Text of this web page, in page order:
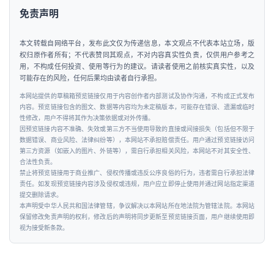
讯免责声明
本文转载自网络平台，发布此文仅为传递信息，本文观点不代表本站立场，版
权归原作者所有；不代表赞同其观点，不对内容真实性负责，仅供用户参考之
用，不构成任何投资、使用等行为的建议。请读者使用之前核实真实性，以及
可能存在的风险，任何后果均由读者自行承担。
本网站提供的草稿箱预览链接仅用于内容创作者内部测试及协作沟通，不构成正式发布
内容。预览链接包含的图文、数据等内容均为未定稿版本，可能存在错误、遗漏或临时
性修改，用户不得将其作为决策依据或对外传播。
因预览链接内容不准确、失效或第三方不当使用导致的直接或间接损失（包括但不限于
数据错误、商业风险、法律纠纷等），本网站不承担赔偿责任。用户通过预览链接访问
第三方资源（如嵌入的图片、外链等），需自行承担相关风险，本网站不对其安全性、
合法性负责。
禁止将预览链接用于商业推广、侵权传播或违反公序良俗的行为，违者需自行承担法律
责任。如发现预览链接内容涉及侵权或违规，用户应立即停止使用并通过网站指定渠道
提交删除请求。
本声明受中华人民共和国法律管辖，争议解决以本网站所在地法院为管辖法院。本网站
保留修改免责声明的权利，修改后的声明将同步更新至预览链接页面，用户继续使用即
视为接受新条款。